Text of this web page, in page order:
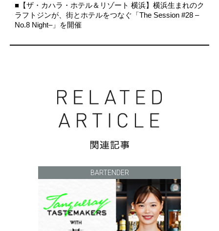
■【ザ・カハラ・ホテル＆リゾート 横浜】横浜生まれのク
ラフトジンが、街とホテルをつなぐ「The Session #28 –
No.8 Night–」を開催
BARTENDER